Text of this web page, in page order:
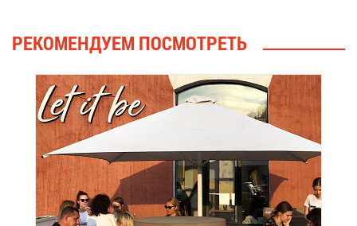
РЕ­КО­МЕН­ДУ­ЕМ ПО­СМОТ­РЕТЬ